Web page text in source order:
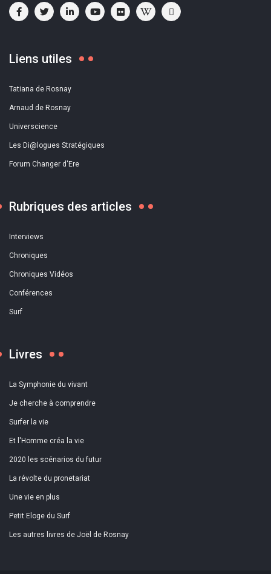
Liens utiles
Tatiana de Rosnay
Arnaud de Rosnay
Universcience
Les Di@logues Stratégiques
Forum Changer d'Ere
Rubriques des articles
Interviews
Chroniques
Chroniques Vidéos
Conférences
Surf
Livres
La Symphonie du vivant
Je cherche à comprendre
Surfer la vie
Et l'Homme créa la vie
2020 les scénarios du futur
La révolte du pronetariat
Une vie en plus
Petit Eloge du Surf
Les autres livres de Joël de Rosnay